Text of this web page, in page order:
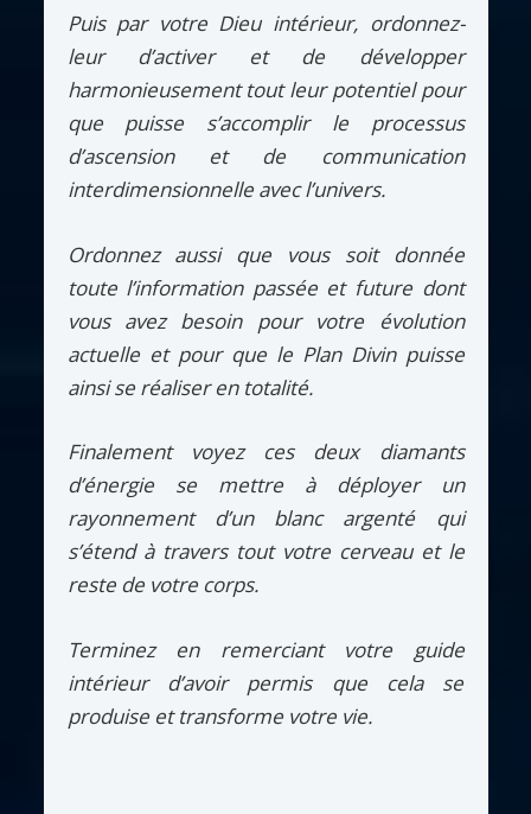
Puis par votre Dieu intérieur, ordonnez-
leur d’activer et de développer
harmonieusement tout leur potentiel pour
que puisse s’accomplir le processus
d’ascension et de communication
interdimensionnelle avec l’univers.
Ordonnez aussi que vous soit donnée
toute l’information passée et future dont
vous avez besoin pour votre évolution
actuelle et pour que le Plan Divin puisse
ainsi se réaliser en totalité.
Finalement voyez ces deux diamants
d’énergie se mettre à déployer un
rayonnement d’un blanc argenté qui
s’étend à travers tout votre cerveau et le
reste de votre corps.
Terminez en remerciant votre guide
intérieur d’avoir permis que cela se
produise et transforme votre vie.